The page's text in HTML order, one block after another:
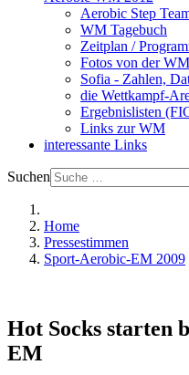
Aerobic Step
WM Tagebuch
Zeitplan /
Fotos von der WM
Sofia - Zahlen,
die Wettkampf-
Ergebnislisten
Links zur WM
interessante Links
Suchen
Home
Pressestimmen
Sport-Aerobic-EM 2009
Hot Socks starten
EM